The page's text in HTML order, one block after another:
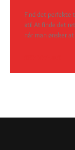
Find det perfekte
stil At finde det
når man ønsker at